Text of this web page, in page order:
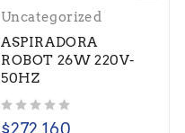
Uncategorized
ASPIRADORA
ROBOT 26W 220V-
50HZ
$272.160